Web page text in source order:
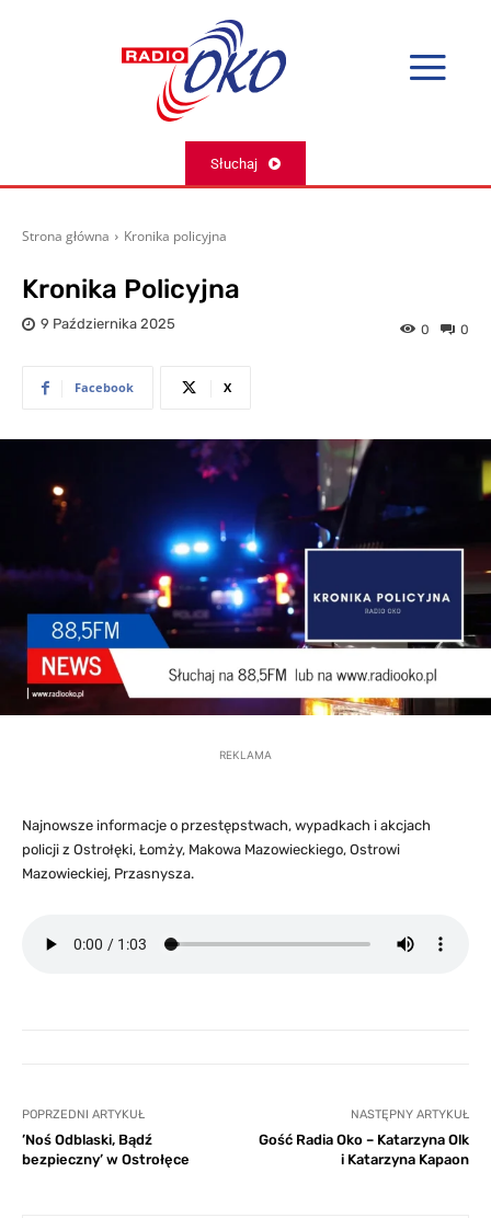
Słuchaj
Strona główna Kronika policyjna
Kronika Policyjna
9 Października 2025 0
0
Facebook X
REKLAMA
Najnowsze informacje o przestępstwach, wypadkach i akcjach
policji z Ostrołęki, Łomży, Makowa Mazowieckiego, Ostrowi
Mazowieckiej, Przasnysza.
POPRZEDNI ARTYKUŁ
’Noś Odblaski, Bądź
bezpieczny’ w Ostrołęce
NASTĘPNY ARTYKUŁ
Gość Radia Oko – Katarzyna Olk
i Katarzyna Kapaon